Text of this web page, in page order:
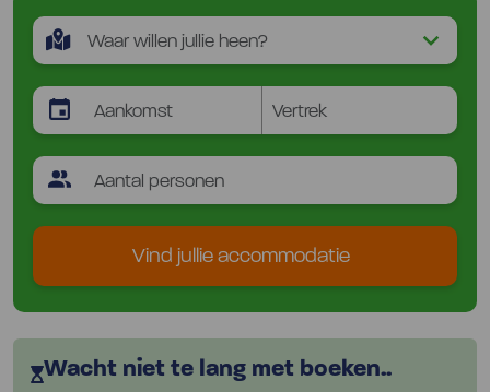
Vind jullie accommodatie
Wacht niet te lang met boeken..